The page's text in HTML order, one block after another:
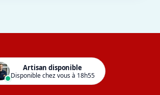
Artisan disponible
Disponible chez vous à 18h55